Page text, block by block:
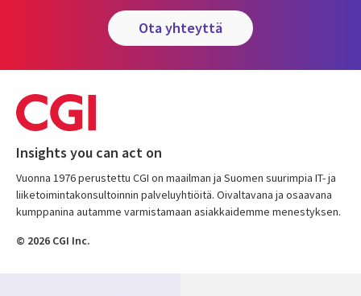
ota yhteyttä
Insights you can act on
Vuonna 1976 perustettu CGI on maailman ja Suomen suurimpia IT- ja
liiketoimintakonsultoinnin palveluyhtiöitä. Oivaltavana ja osaavana
kumppanina autamme varmistamaan asiakkaidemme menestyksen.
© 2026 CGI Inc.